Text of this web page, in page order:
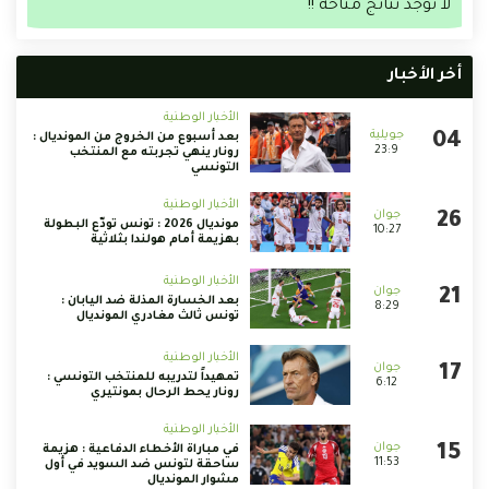
لا توجد نتائج متاحة !!
أخر الأخبار
23:9
الأخبار الوطنية
بعد أسبوع من الخروج من المونديال :
رونار ينهي تجربته مع المنتخب
التونسي
10:27
الأخبار الوطنية
مونديال 2026 : تونس تودّع البطولة
بهزيمة أمام هولندا بثلاثية
8:29
الأخبار الوطنية
بعد الخسارة المذلة ضد اليابان :
تونس ثالث مغادري المونديال
6:12
الأخبار الوطنية
تمهيداً لتدريبه للمنتخب التونسي :
رونار يحط الرحال بمونتيري
11:53
الأخبار الوطنية
في مباراة الأخطاء الدفاعية : هزيمة
ساحقة لتونس ضد السويد في أول
مشوار المونديال